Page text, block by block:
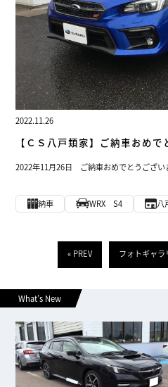
2022.11.26
【ＣＳ八戸類家】ご納車おめ
2022年11月26日 ご納車おめでとうござ
納車 WRX S4 八
« PREV フォトギャラ
What’s New